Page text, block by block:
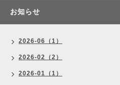
お知らせ
2026-06（1）
2026-02（2）
2026-01（1）